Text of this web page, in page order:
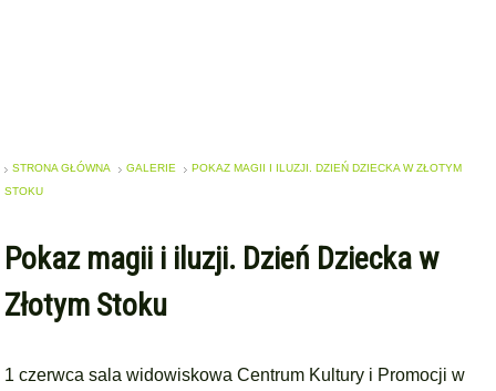
STRONA GŁÓWNA GALERIE
POKAZ MAGII I ILUZJI. DZIEŃ DZIECKA W ZŁOTYM
STOKU
Pokaz magii i iluzji. Dzień Dziecka w
Złotym Stoku
1 czerwca sala widowiskowa Centrum Kultury i Promocji w